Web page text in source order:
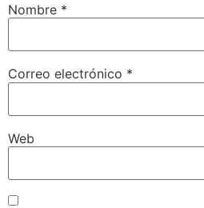
Nombre *
Correo electrónico *
Web